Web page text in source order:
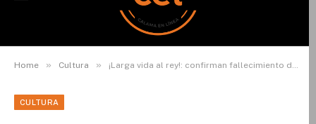
Home » Cultura » ¡Larga vida al rey!: confirman fallecimiento del histórico Héctor Noguera
CULTURA